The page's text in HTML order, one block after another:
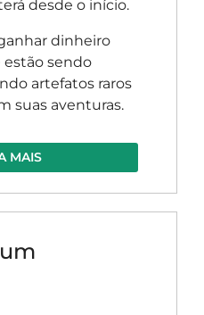
desde o início.
dinheiro
estão sendo
artefatos raros
suas aventuras.
MAIS